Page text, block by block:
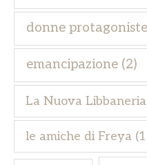
donne protagoniste
emancipazione (2)
La Nuova
le amiche di Freya